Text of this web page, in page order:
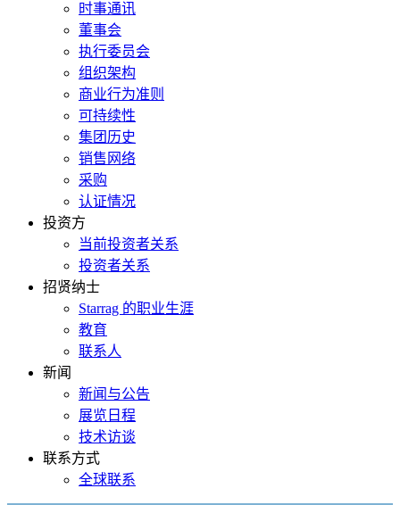
时事通讯
董事会
执行委员会
组织架构
商业行为准则
可持续性
集团历史
销售网络
采购
认证情况
投资方
当前投资者关系
投资者关系
招贤纳士
Starrag 的职业生涯
教育
联系人
新闻
新闻与公告
展览日程
技术访谈
联系方式
全球联系